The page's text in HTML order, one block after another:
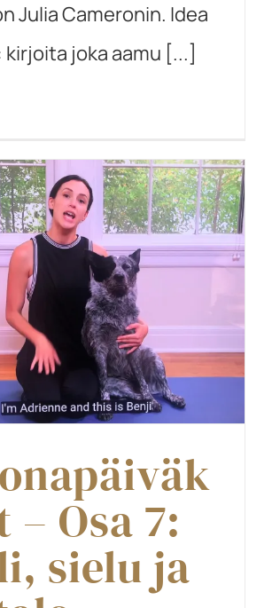
Julia Cameronin. Idea
joka aamu [...]
Osa 7:
sielu ja